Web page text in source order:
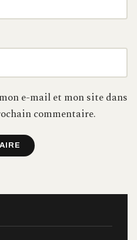
e-mail et mon site dans
commentaire.